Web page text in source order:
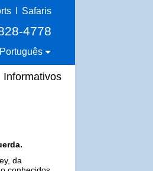
Safaris
4778
Português
Informativos
da